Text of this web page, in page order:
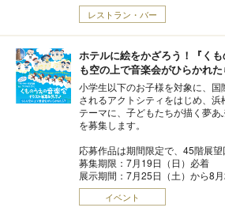
レストラン・バー
ホテルに絵をかざろう！『く
も空の上で音楽会がひらかれ
小学生以下のお子様を対象に、
されるアクトシティをはじめ、
テーマに、子どもたちが描く夢あ
を募集します。
応募作品は期間限定で、45階展望
募集期限：7月19日（日）必着
展示期間：7月25日（土）から8
イベント